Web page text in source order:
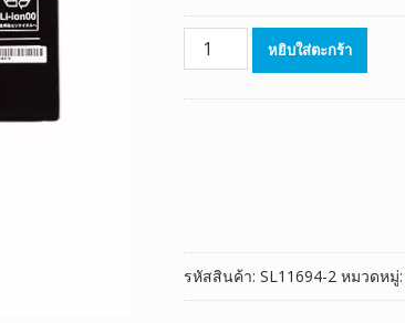
จำนวน
แบตเตอรี่
11ISK
ชิ้น
หยิบใส่ตะกร้า
รหัสสินค้า: SL11694-2 หมวดหมู่: